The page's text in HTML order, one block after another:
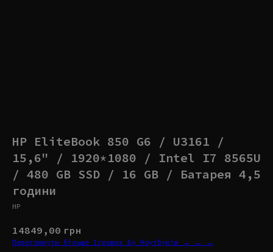
HP EliteBook 850 G6 / U3161 /
15,6" / 1920*1080 / Intel I7 8565U
/ 480 GB SSD / 16 GB / Батарея 4,5
години
HP
14849,00 грн
Переглянути більше Ігрових Бу Ноутбуків → → →